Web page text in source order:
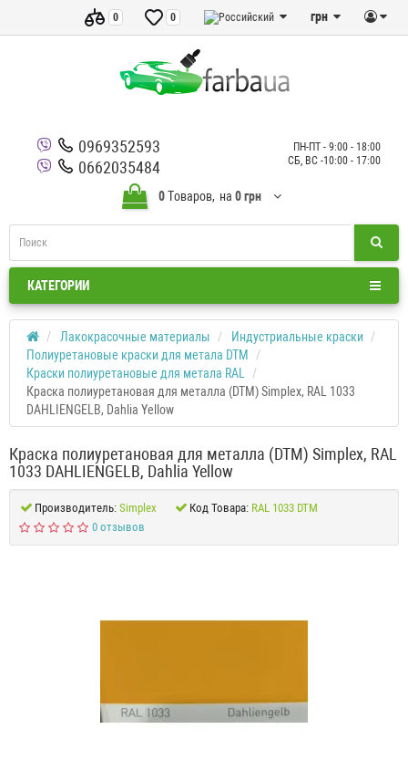
грн
0
0
0969352593
0662035484
ПН-ПТ - 9:00 - 18:00
СБ, ВС -10:00 - 17:00
0Tоваров, на 0 грн
КАТЕГОРИИ
Лакокрасочные материалы
Индустриальные краски
Полиуретановые краски для метала DTM
Краски полиуретановые для метала RAL
Краска полиуретановая для металла (DTM) Simplex, RAL 1033
DAHLIENGELB, Dahlia Yellow
Краска полиуретановая для металла (DTM) Simplex, RAL
1033 DAHLIENGELB, Dahlia Yellow
Производитель: Simplex Код Товара: RAL 1033 DTM
0 отзывов